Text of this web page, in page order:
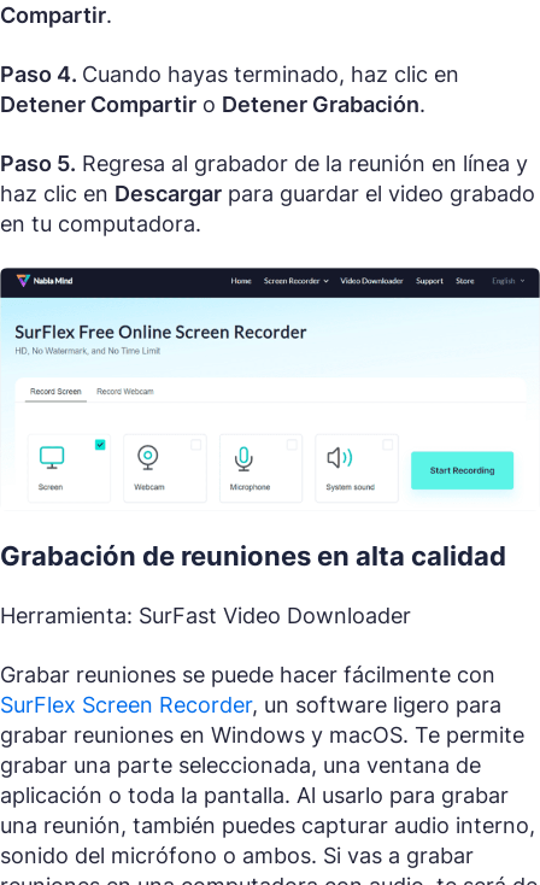
Compartir.
Paso 4. Cuando hayas terminado, haz clic en
Detener Compartir o Detener Grabación.
Paso 5. Regresa al grabador de la reunión en línea y
haz clic en Descargar para guardar el video grabado
en tu computadora.
Grabación de reuniones en alta calidad
Herramienta: SurFast Video Downloader
Grabar reuniones se puede hacer fácilmente con
SurFlex Screen Recorder, un software ligero para
grabar reuniones en Windows y macOS. Te permite
grabar una parte seleccionada, una ventana de
aplicación o toda la pantalla. Al usarlo para grabar
una reunión, también puedes capturar audio interno,
sonido del micrófono o ambos. Si vas a grabar